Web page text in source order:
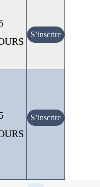
S’inscrire
S’inscrire